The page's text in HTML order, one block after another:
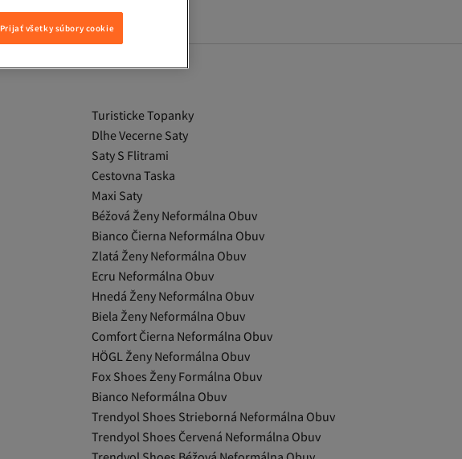
Turisticke Topanky
Dlhe Vecerne Saty
Saty S Flitrami
Cestovna Taska
Maxi Saty
Béžová Ženy Neformálna Obuv
Bianco Čierna Neformálna Obuv
Zlatá Ženy Neformálna Obuv
Ecru Neformálna Obuv
Hnedá Ženy Neformálna Obuv
Biela Ženy Neformálna Obuv
Comfort Čierna Neformálna Obuv
HÖGL Ženy Neformálna Obuv
Fox Shoes Ženy Formálna Obuv
Bianco Neformálna Obuv
Trendyol Shoes Strieborná Neformálna Obuv
Trendyol Shoes Červená Neformálna Obuv
Prijať všetky súbory cookie